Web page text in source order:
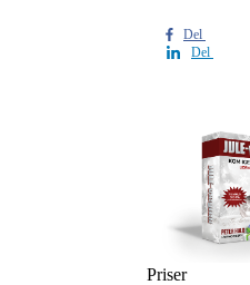
Del
Del
Priser